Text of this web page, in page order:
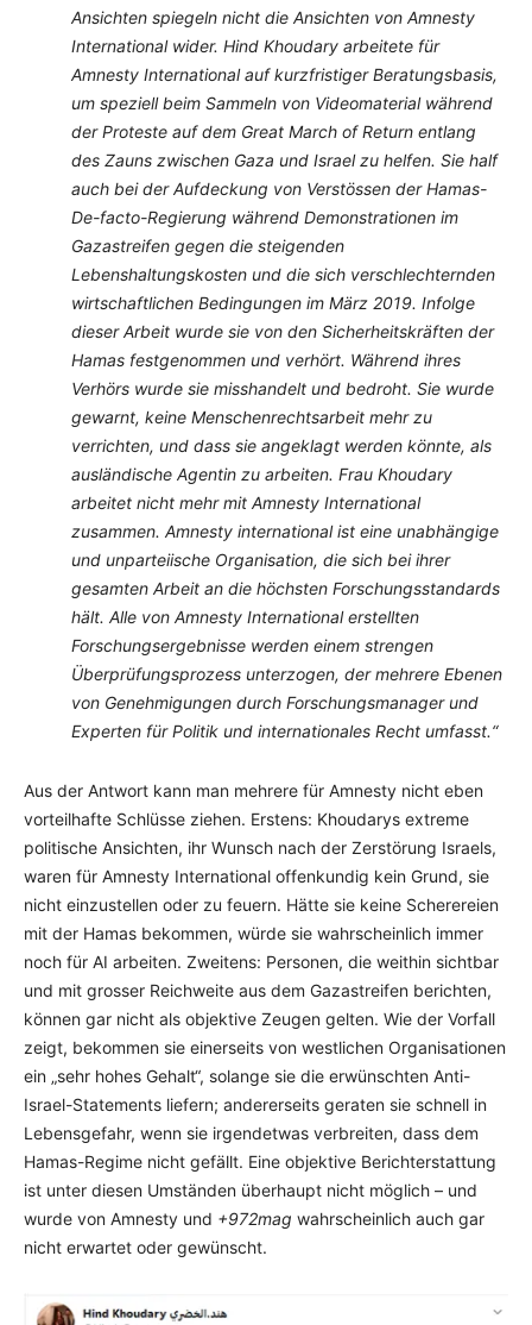
Ansichten spiegeln nicht die Ansichten von Amnesty
International wider. Hind Khoudary arbeitete für
Amnesty International auf kurzfristiger Beratungsbasis,
um speziell beim Sammeln von Videomaterial während
der Proteste auf dem Great March of Return entlang
des Zauns zwischen Gaza und Israel zu helfen. Sie half
auch bei der Aufdeckung von Verstössen der Hamas-
De-facto-Regierung während Demonstrationen im
Gazastreifen gegen die steigenden
Lebenshaltungskosten und die sich verschlechternden
wirtschaftlichen Bedingungen im März 2019. Infolge
dieser Arbeit wurde sie von den Sicherheitskräften der
Hamas festgenommen und verhört. Während ihres
Verhörs wurde sie misshandelt und bedroht. Sie wurde
gewarnt, keine Menschenrechtsarbeit mehr zu
verrichten, und dass sie angeklagt werden könnte, als
ausländische Agentin zu arbeiten. Frau Khoudary
arbeitet nicht mehr mit Amnesty International
zusammen. Amnesty international ist eine unabhängige
und unparteiische Organisation, die sich bei ihrer
gesamten Arbeit an die höchsten Forschungsstandards
hält. Alle von Amnesty International erstellten
Forschungsergebnisse werden einem strengen
Überprüfungsprozess unterzogen, der mehrere Ebenen
von Genehmigungen durch Forschungsmanager und
Experten für Politik und internationales Recht umfasst.“
Aus der Antwort kann man mehrere für Amnesty nicht eben
vorteilhafte Schlüsse ziehen. Erstens: Khoudarys extreme
politische Ansichten, ihr Wunsch nach der Zerstörung Israels,
waren für Amnesty International offenkundig kein Grund, sie
nicht einzustellen oder zu feuern. Hätte sie keine Scherereien
mit der Hamas bekommen, würde sie wahrscheinlich immer
noch für AI arbeiten. Zweitens: Personen, die weithin sichtbar
und mit grosser Reichweite aus dem Gazastreifen berichten,
können gar nicht als objektive Zeugen gelten. Wie der Vorfall
zeigt, bekommen sie einerseits von westlichen Organisationen
ein „sehr hohes Gehalt“, solange sie die erwünschten Anti-
Israel-Statements liefern; andererseits geraten sie schnell in
Lebensgefahr, wenn sie irgendetwas verbreiten, dass dem
Hamas-Regime nicht gefällt. Eine objektive Berichterstattung
ist unter diesen Umständen überhaupt nicht möglich – und
wurde von Amnesty und +972mag wahrscheinlich auch gar
nicht erwartet oder gewünscht.